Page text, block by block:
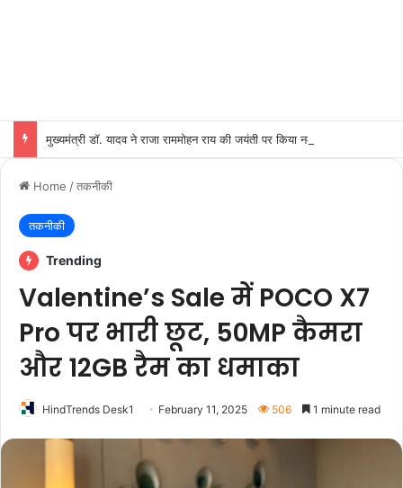
मुख्यमंत्री डॉ. यादव ने राजा राममोहन राय की जयंती पर किया नमन
Home /तकनीकी
तकनीकी
Trending
Valentine’s Sale में POCO X7
Pro पर भारी छूट, 50MP कैमरा
और 12GB रैम का धमाका
HindTrends Desk1 February 11, 2025 506 1 minute read